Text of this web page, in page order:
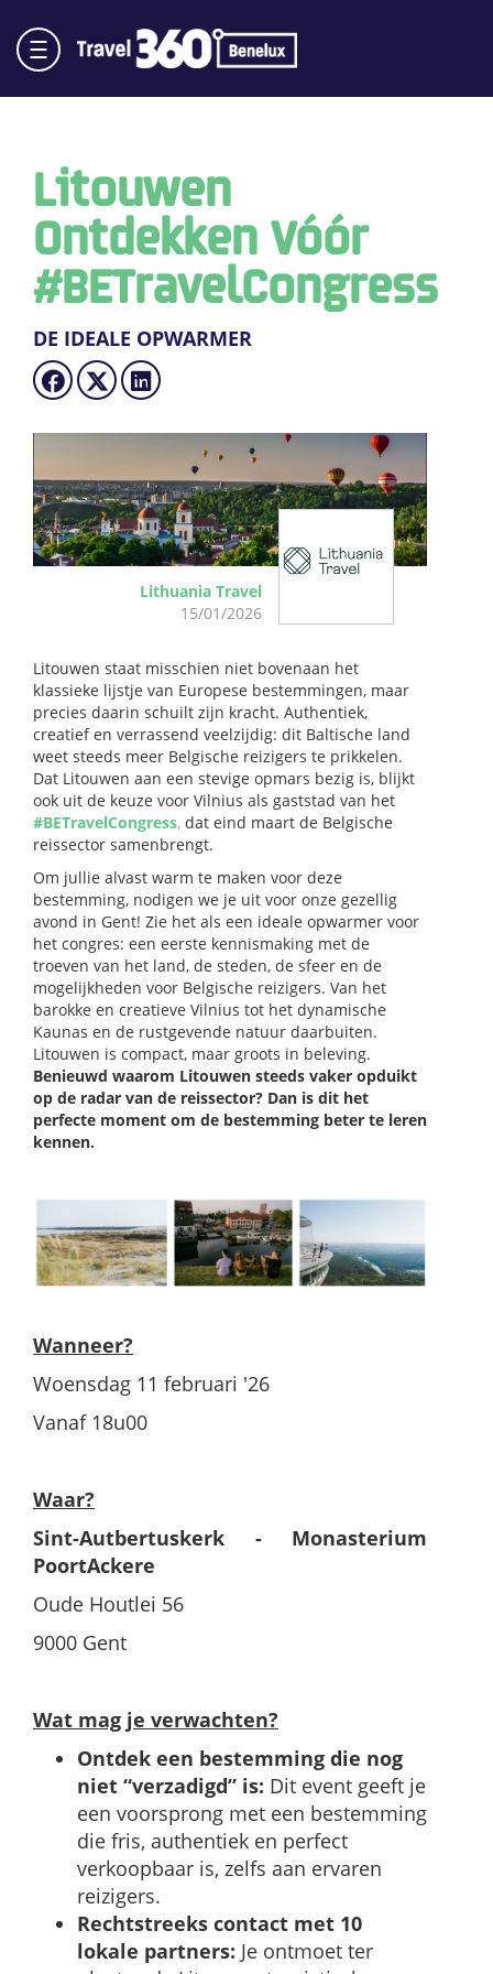
Litouwen
Ontdekken Vóór
#BETravelCongress
DE IDEALE OPWARMER
Lithuania Travel
15/01/2026
Litouwen staat misschien niet bovenaan het
klassieke lijstje van Europese bestemmingen, maar
precies daarin schuilt zijn kracht. Authentiek,
creatief en verrassend veelzijdig: dit Baltische land
weet steeds meer Belgische reizigers te prikkelen.
Dat Litouwen aan een stevige opmars bezig is, blijkt
ook uit de keuze voor Vilnius als gaststad van het
#BETravelCongress, dat eind maart de Belgische
reissector samenbrengt.
Om jullie alvast warm te maken voor deze
bestemming, nodigen we je uit voor onze gezellig
avond in Gent! Zie het als een ideale opwarmer voor
het congres: een eerste kennismaking met de
troeven van het land, de steden, de sfeer en de
mogelijkheden voor Belgische reizigers. Van het
barokke en creatieve Vilnius tot het dynamische
Kaunas en de rustgevende natuur daarbuiten.
Litouwen is compact, maar groots in beleving.
Benieuwd waarom Litouwen steeds vaker opduikt
op de radar van de reissector? Dan is dit het
perfecte moment om de bestemming beter te leren
kennen.
Wanneer?
Woensdag 11 februari '26
Vanaf 18u00
Waar?
Sint-Autbertuskerk - Monasterium
PoortAckere
Oude Houtlei 56
9000 Gent
Wat mag je verwachten?
Ontdek een bestemming die nog
niet “verzadigd” is: Dit event geeft je
een voorsprong met een bestemming
die fris, authentiek en perfect
verkoopbaar is, zelfs aan ervaren
reizigers.
Rechtstreeks contact met 10
lokale partners: Je ontmoet ter